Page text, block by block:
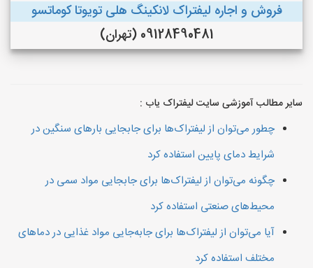
فروش و اجاره لیفتراک لانکینگ هلی تویوتا کوماتسو
09128490481 (تهران)
سایر مطالب آموزشی سایت لیفتراک یاب :
چطور می‌توان از لیفتراک‌ها برای جابجایی بارهای سنگین در
شرایط دمای پایین استفاده کرد
چگونه می‌توان از لیفتراک‌ها برای جابجایی مواد سمی در
محیط‌های صنعتی استفاده کرد
آیا می‌توان از لیفتراک‌ها برای جابه‌جایی مواد غذایی در دماهای
مختلف استفاده کرد